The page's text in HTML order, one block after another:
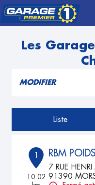
Les
MODIFIER
Liste
1
10.02
RBM
7 RUE HENRI
91390